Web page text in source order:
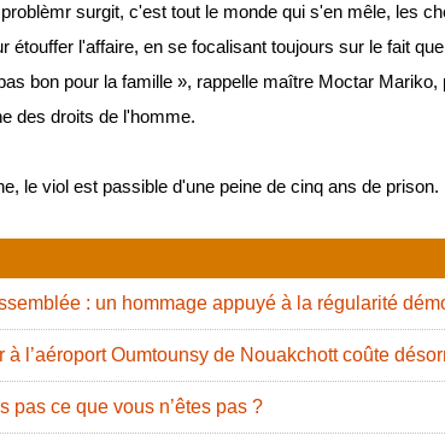
surgit, c'est tout le monde qui s'en mêle, les
étouffer l'affaire, en se focalisant toujours sur le fait
bon pour la famille », rappelle maître Moctar Mariko,
des droits de l'homme.
le viol est passible d'une peine de cinq ans de prison.
: un hommage appuyé à la régularité
à l’aéroport Oumtounsy de Nouakchott coûte
pas ce que vous n’êtes pas ?